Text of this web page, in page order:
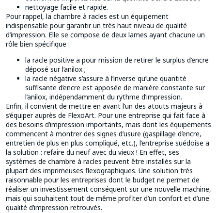
nettoyage facile et rapide.
Pour rappel, la chambre à racles est un équipement
indispensable pour garantir un très haut niveau de qualité
d’impression. Elle se compose de deux lames ayant chacune un
rôle bien spécifique :
la racle positive a pour mission de retirer le surplus d’encre
déposé sur l’anilox ;
la racle négative s’assure à l’inverse qu’une quantité
suffisante d’encre est apposée de manière constante sur
l’anilox, indépendamment du rythme d’impression.
Enfin, il convient de mettre en avant l’un des atouts majeurs à
s’équiper auprès de FlexoArt. Pour une entreprise qui fait face à
des besoins d’impression importants, mais dont les équipements
commencent à montrer des signes d’usure (gaspillage d’encre,
entretien de plus en plus compliqué, etc.), l’entreprise suédoise a
la solution : refaire du neuf avec du vieux ! En effet, ses
systèmes de chambre à racles peuvent être installés sur la
plupart des imprimeuses flexographiques. Une solution très
raisonnable pour les entreprises dont le budget ne permet de
réaliser un investissement conséquent sur une nouvelle machine,
mais qui souhaitent tout de même profiter d’un confort et d’une
qualité d’impression retrouvés.